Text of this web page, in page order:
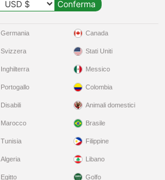
Germania
Svizzera
Inghilterra
Portogallo
Disabili
Canada
Stati Uniti
Messico
Colombia
Animali domestici
Marocco
Tunisia
Algeria
Egitto
Brasile
Filippine
Libano
Golfo